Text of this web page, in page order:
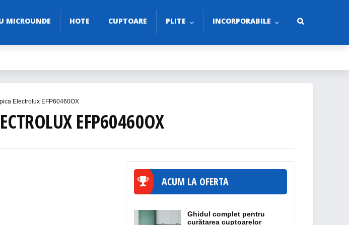
MICROUNDE HOTE CUPTOARE PLITE INCORPORABILE
Electrolux EFP60460OX
EFP60460OX
ACUM LA OFERTA
Ghidul complet pentru
curățarea cuptoarelor